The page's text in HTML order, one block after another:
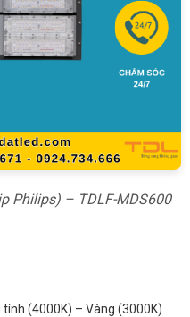
Philips) – TDLF-MDS600
(4000K) – Vàng (3000K)